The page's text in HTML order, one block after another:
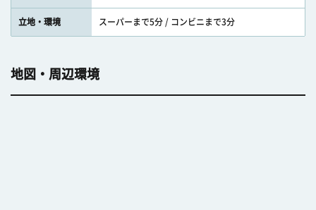
立地・環境 スーパーまで5分 / コンビニまで3分
地図・周辺環境